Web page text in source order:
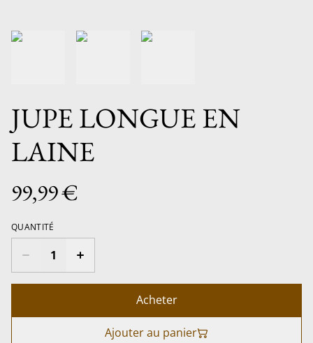
JUPE LONGUE EN
LAINE
99,99 €
QUANTITÉ
Acheter
Ajouter au panier